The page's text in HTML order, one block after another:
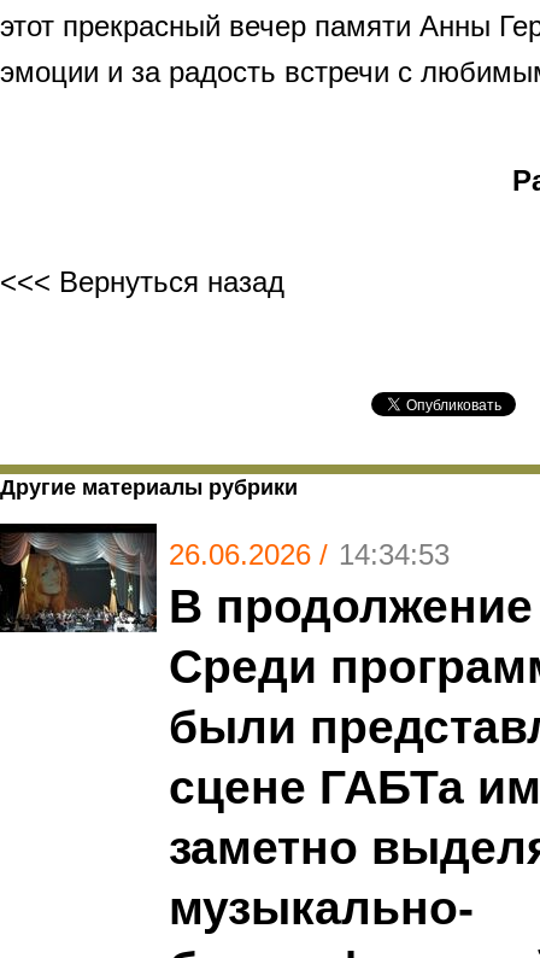
этот прекрасный вечер памяти Анны
эмоции и за радость встречи с
<<< Вернуться назад
Другие материалы рубрики
26.06.2026 / 14:34:53
В
Среди
были
сцене ГАБТа
заметно
музыкально-